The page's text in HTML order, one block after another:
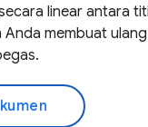
linear antara
Anda membuat